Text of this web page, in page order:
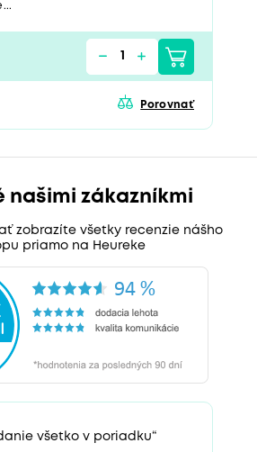
Porovnať
našimi zákazníkmi
zobrazíte všetky recenzie nášho
priamo na Heureke
všetko v poriadku“